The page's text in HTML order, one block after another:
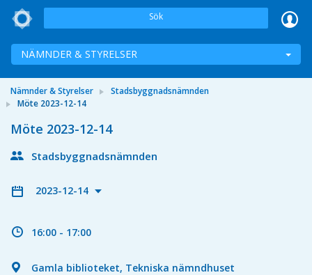
Sök
NÄMNDER & STYRELSER
Nämnder & Styrelser
Stadsbyggnadsnämnden
Möte 2023-12-14
Möte 2023-12-14
Stadsbyggnadsnämnden
2023-12-14
16:00 - 17:00
Gamla biblioteket, Tekniska nämndhuset